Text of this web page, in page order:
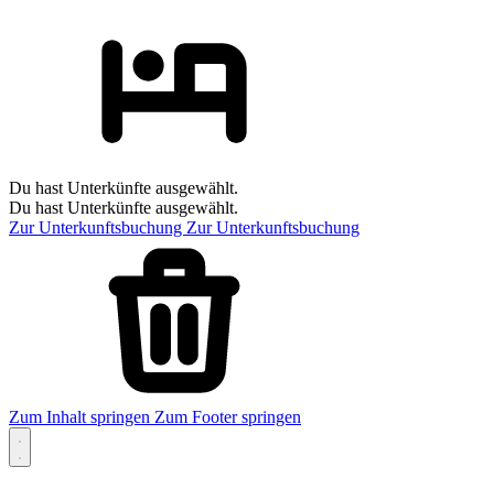
Du hast Unterkünfte ausgewählt.
Du hast Unterkünfte ausgewählt.
Zur Unterkunftsbuchung Zur Unterkunftsbuchung
Zum Inhalt springen Zum Footer springen